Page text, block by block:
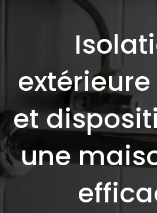
et
une